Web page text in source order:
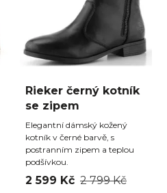
Rieker černý kotník
se zipem
Elegantní dámský kožený
kotník v černé barvě, s
postranním zipem a teplou
podšívkou.
2 599 Kč 2 799 Kč